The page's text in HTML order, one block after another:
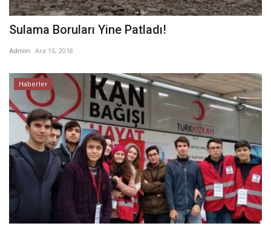
Sulama Boruları Yine Patladı!
Admin Ara 16, 2018
Haberler